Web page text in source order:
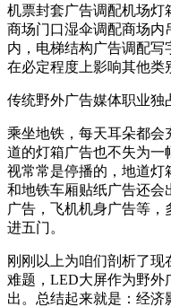
机票封套广告调配机场灯
商场门口湿伞调配商场内
内，电梯结构广告调配写
在必定程度上影响其他类
传统野外广告媒体职业独
乘坐地铁，每天耳朵都会
道的灯箱广告也不失为一
视常常是停播的，地道灯
和地铁车厢贴纸广告还会
广告，飞机机身广告等
进五门。
刚刚以上为咱们剖析了
难题，LED大屏作为野外
出。总结起来就是：经